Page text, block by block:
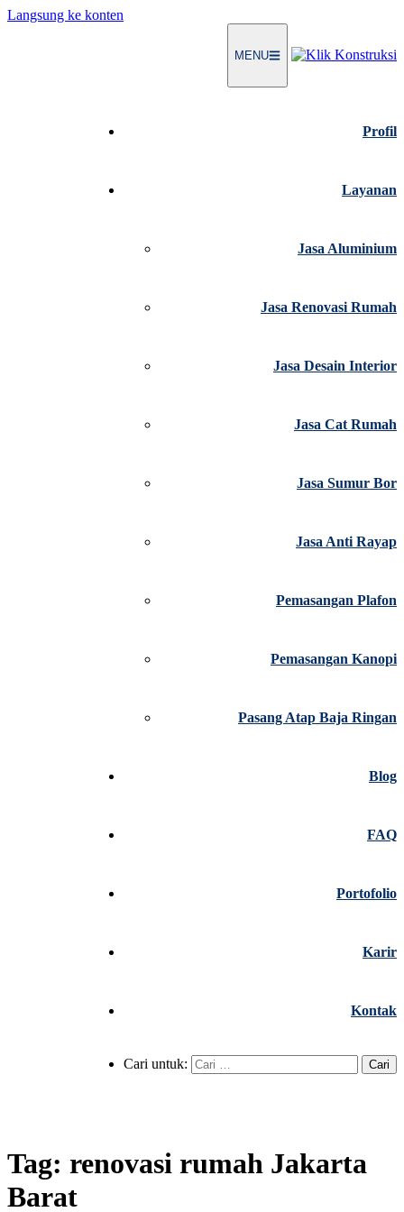
Langsung ke konten
MENU
Profil
Layanan
Jasa Aluminium
Jasa Renovasi Rumah
Jasa Desain Interior
Jasa Cat Rumah
Jasa Sumur Bor
Jasa Anti Rayap
Pemasangan Plafon
Pemasangan Kanopi
Pasang Atap Baja Ringan
Blog
FAQ
Portofolio
Karir
Kontak
Cari untuk:
Tag: renovasi rumah Jakarta
Barat